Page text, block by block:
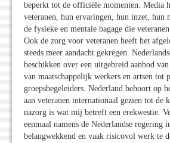
beperkt tot de officiële momenten. Media
veteranen, hun ervaringen, hun inzet, hun
de fysieke en mentale bagage die
Ook de zorg voor veteranen heeft het
steeds meer aandacht gekregen.
beschikken over een uitgebreid aanbod
van maatschappelijk werkers en artsen tot
groepsbegeleiders. Nederland behoort op
aan veteranen internationaal gezien tot de
nazorg is wat mij betreft een erekwestie.
eenmaal namens de Nederlandse regering
belangwekkend en vaak risicovol werk te